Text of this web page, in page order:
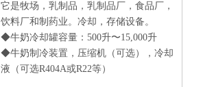
它是牧场，乳制品，乳制品厂，食品厂，
饮料厂和制药业。 冷却，存储设备。
◆牛奶冷却罐容量： 500升〜15,000升
◆牛奶制冷装置，压缩机（可选），冷却
液（可选R404A或R22等）